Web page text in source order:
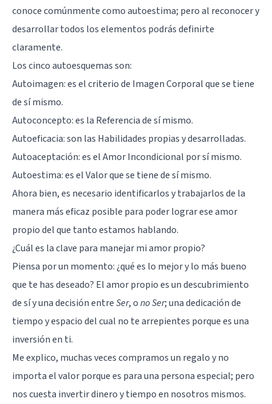
conoce comúnmente como autoestima; pero al reconocer y
desarrollar todos los elementos podrás definirte
claramente.
Los cinco autoesquemas son:
Autoimagen: es el criterio de Imagen Corporal que se tiene
de sí mismo.
Autoconcepto: es la Referencia de sí mismo.
Autoeficacia: son las Habilidades propias y desarrolladas.
Autoaceptación: es el Amor Incondicional por sí mismo.
Autoestima: es el Valor que se tiene de sí mismo.
Ahora bien, es necesario identificarlos y trabajarlos de la
manera más eficaz posible para poder lograr ese amor
propio del que tanto estamos hablando.
¿Cuál es la clave para manejar mi amor propio?
Piensa por un momento: ¿qué es lo mejor y lo más bueno
que te has deseado? El amor propio es un descubrimiento
de sí y una decisión entreSer, ono Ser; una dedicación de
tiempo y espacio del cual no te arrepientes porque es una
inversión en ti.
Me explico, muchas veces compramos un regalo y no
importa el valor porque es para una persona especial; pero
nos cuesta invertir dinero y tiempo en nosotros mismos.